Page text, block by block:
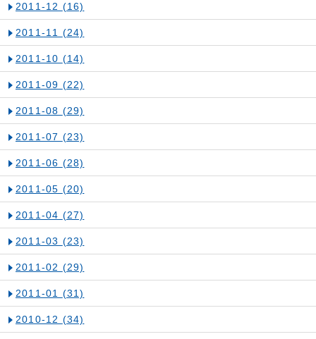
2011-12 (16)
2011-11 (24)
2011-10 (14)
2011-09 (22)
2011-08 (29)
2011-07 (23)
2011-06 (28)
2011-05 (20)
2011-04 (27)
2011-03 (23)
2011-02 (29)
2011-01 (31)
2010-12 (34)